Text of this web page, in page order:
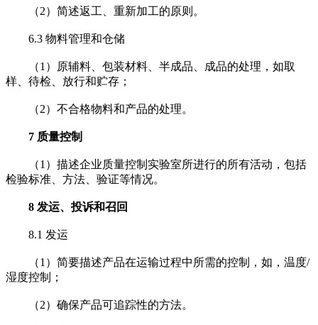
（2）简述返工、重新加工的原则。
6.3 物料管理和仓储
（1）原辅料、包装材料、半成品、成品的处理，如取
样、待检、放行和贮存；
（2）不合格物料和产品的处理。
7 质量控制
（1）描述企业质量控制实验室所进行的所有活动，包括
检验标准、方法、验证等情况。
8 发运、投诉和召回
8.1 发运
（1）简要描述产品在运输过程中所需的控制，如，温度/
湿度控制；
（2）确保产品可追踪性的方法。